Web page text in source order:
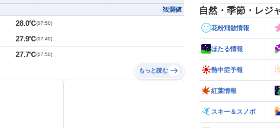
観測値
28.0℃(07:50)
27.9℃(07:49)
27.7℃(07:50)
もっと読む
自然・季節・レジ
花粉飛散情報
ほたる情報
熱中症予報
紅葉情報
スキー＆スノボ